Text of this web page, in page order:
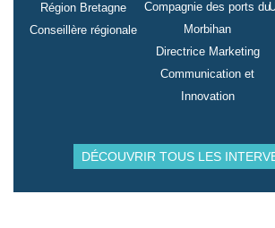
Région Bretagne
Conseillère régionale
Compagnie des ports du
Morbihan
Directrice Marketing
Communication et
Innovation
DÉCOUVRIR TOUS LES